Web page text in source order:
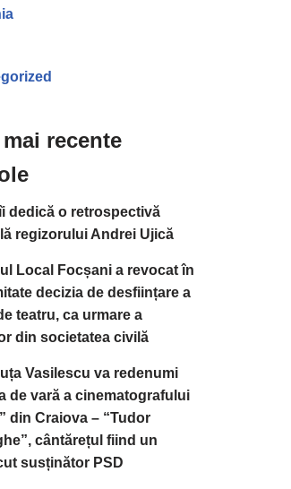
mai recente
dedică o retrospectivă
regizorului Andrei Ujică
Local Focșani a revocat în
decizia de desființare a
teatru, ca urmare a
din societatea civilă
Vasilescu va redenumi
de vară a cinematografului
din Craiova – “Tudor
cântărețul fiind un
susținător PSD